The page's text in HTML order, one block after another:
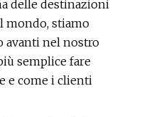
delle destinazioni
mondo, stiamo
avanti nel nostro
semplice fare
e come i clienti